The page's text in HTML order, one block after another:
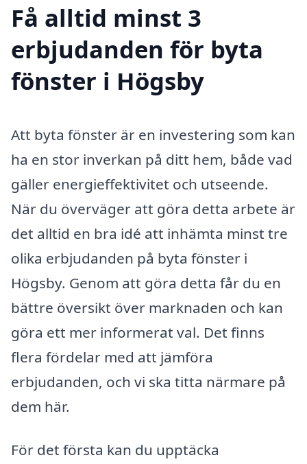
Få alltid minst 3
erbjudanden för byta
fönster i Högsby
Att byta fönster är en investering som kan
ha en stor inverkan på ditt hem, både vad
gäller energieffektivitet och utseende.
När du överväger att göra detta arbete är
det alltid en bra idé att inhämta minst tre
olika erbjudanden på byta fönster i
Högsby. Genom att göra detta får du en
bättre översikt över marknaden och kan
göra ett mer informerat val. Det finns
flera fördelar med att jämföra
erbjudanden, och vi ska titta närmare på
dem här.
För det första kan du upptäcka